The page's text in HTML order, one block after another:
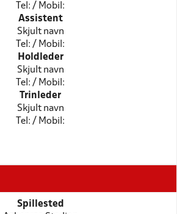
Tel: / Mobil:
Assistent
Skjult navn
Tel: / Mobil:
Holdleder
Skjult navn
Tel: / Mobil:
Trinleder
Skjult navn
Tel: / Mobil:
Spillested